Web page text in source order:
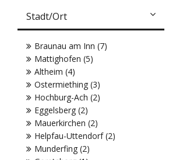
Stadt/Ort
Braunau am Inn (7)
Mattighofen (5)
Altheim (4)
Ostermiething (3)
Hochburg-Ach (2)
Eggelsberg (2)
Mauerkirchen (2)
Helpfau-Uttendorf (2)
Munderfing (2)